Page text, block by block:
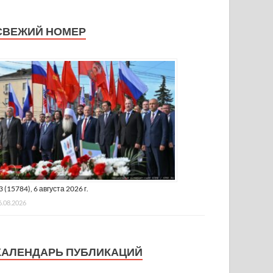
НОМЕР
(15784), 6 августа 2026 г.
ПУБЛИКАЦИЙ